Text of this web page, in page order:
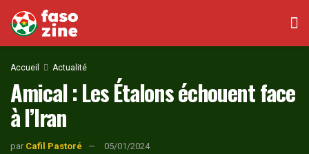
Accueil Actualité
Amical : Les Étalons échouent face
à l’Iran
par Cafil Pastoré 05/01/2024